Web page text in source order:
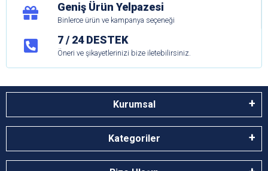
Geniş Ürün Yelpazesi
Binlerce ürün ve kampanya seçeneği
7 / 24 DESTEK
Öneri ve şikayetlerinizi bize iletebilirsiniz.
Kurumsal
Kategoriler